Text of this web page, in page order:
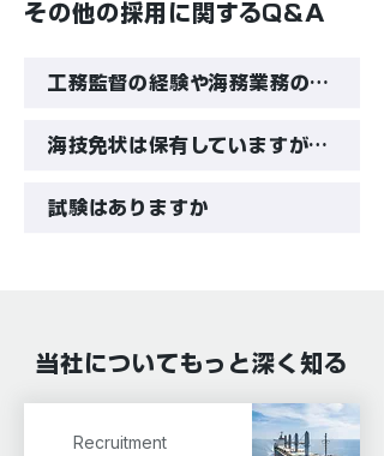
その他の採用に関するQ&A
工務監督の経験や海務業務の経験がありませんが、応募可能でしょうか
海技免状は保有していますが、乗船経験（船での就業経験）がありません。応募可能でしょうか
試験はありますか
当社についてもっと深く知る
Recruitment